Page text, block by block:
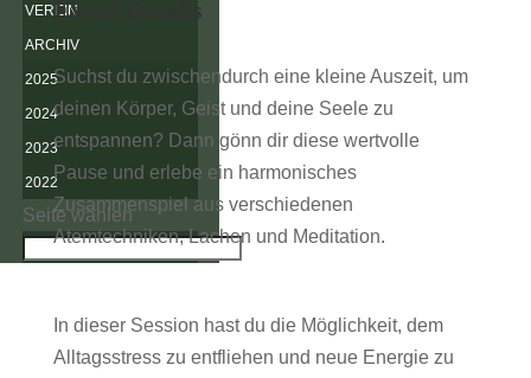
VEREIN
ARCHIV
2025
2024
2023
2022
Seite wählen
Event Details
Suchst du zwischendurch eine kleine Auszeit, um
deinen Körper, Geist und deine Seele zu
entspannen? Dann gönn dir diese wertvolle
Pause und erlebe ein harmonisches
Zusammenspiel aus verschiedenen
Atemtechniken, Lachen und Meditation.
In dieser Session hast du die Möglichkeit, dem
Alltagsstress zu entfliehen und neue Energie zu